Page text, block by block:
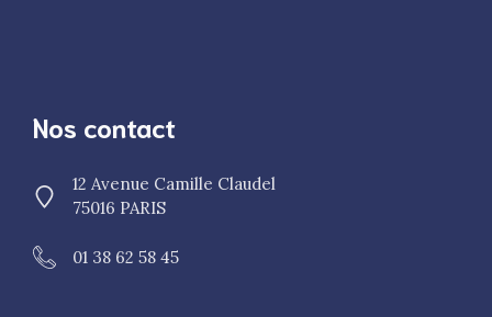
Nos contact
12 Avenue Camille Claudel
75016 PARIS
01 38 62 58 45